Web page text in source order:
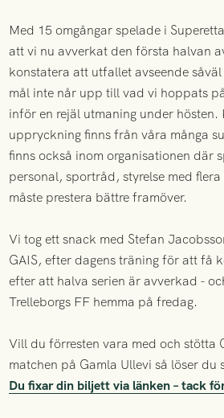
Med 15 omgångar spelade i
att vi nu avverkat den första halvan
konstatera att utfallet avseende
mål inte når upp till vad vi hoppats
inför en rejäl utmaning under hösten.
uppryckning finns från våra många
finns också inom organisationen där
personal, sportråd, styrelse med
måste prestera bättre framöver.
Vi tog ett snack med Stefan
GAIS, efter dagens träning för att få
efter att halva serien är avverkad -
Trelleborgs FF hemma på fredag.
Vill du förresten vara med och stötta
matchen på Gamla Ullevi så löser
Du fixar din biljett via länken – tack